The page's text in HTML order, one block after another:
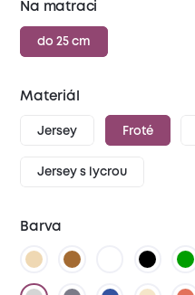
Na matraci
do 25 cm
Materiál
Jersey Froté
Jersey s lycrou
Barva